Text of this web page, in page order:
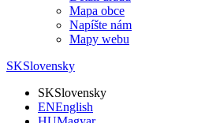
Mapa obce
Napíšte nám
Mapy webu
SKSlovensky
SKSlovensky
ENEnglish